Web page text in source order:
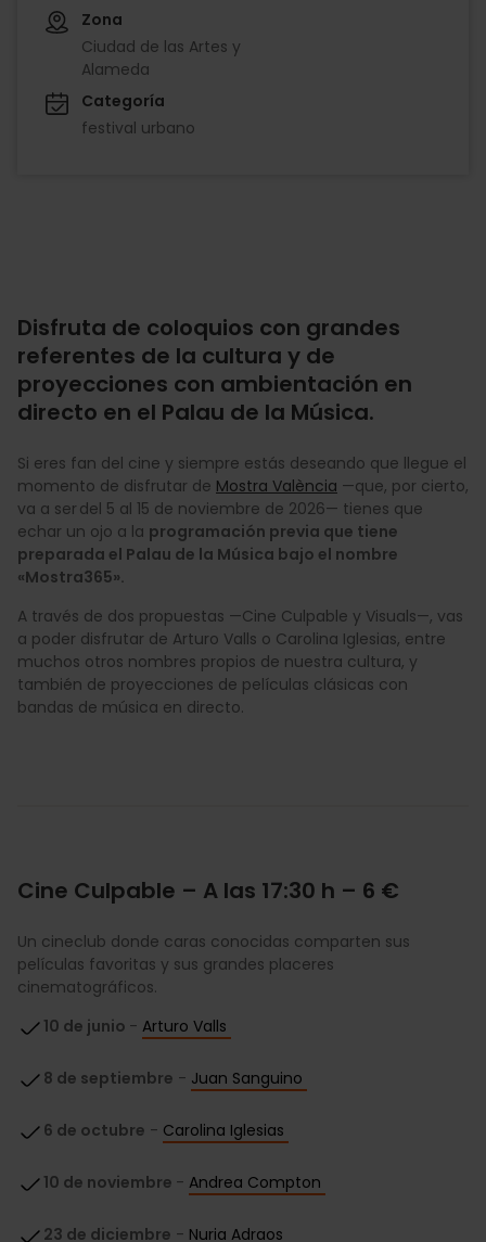
Zona
Ciudad de las Artes y
Alameda
Categoría
festival urbano
Disfruta de coloquios con grandes
referentes de la cultura y de
proyecciones con ambientación en
directo en el Palau de la Música.
Si eres fan del cine y siempre estás deseando que llegue el
momento de disfrutar de Mostra València —que, por cierto,
va a ser del 5 al 15 de noviembre de 2026— tienes que
echar un ojo a la programación previa que tiene
preparada el Palau de la Música bajo el nombre
«Mostra365».
A través de dos propuestas —Cine Culpable y Visuals—, vas
a poder disfrutar de Arturo Valls o Carolina Iglesias, entre
muchos otros nombres propios de nuestra cultura, y
también de proyecciones de películas clásicas con
bandas de música en directo.
Cine Culpable – A las 17:30 h – 6 €
Un cineclub donde caras conocidas comparten sus
películas favoritas y sus grandes placeres
cinematográficos.
10 de junio - Arturo Valls
8 de septiembre - Juan Sanguino
6 de octubre - Carolina Iglesias
10 de noviembre - Andrea Compton
23 de diciembre - Nuria Adraos